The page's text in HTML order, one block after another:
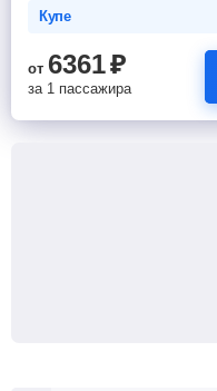
Купе
от 6361₽
за 1 пассажира